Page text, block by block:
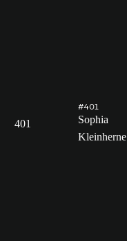
401
#401
Sophia
Kleinherne